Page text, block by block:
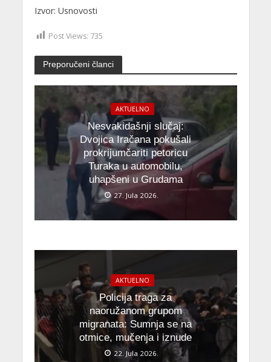
Izvor: Usnovosti
Post Views: 735
Preporučeni članci
AKTUELNO
Nesvakidašnji slučaj:
Dvojica Iračana pokušali
prokrijumčariti petoricu
Turaka u automobilu,
uhapšeni u Grudama
27. Jula 2026.
AKTUELNO
Policija traga za
naoružanom grupom
migranata: Sumnja se na
otmice, mučenja i iznude
22. Jula 2026.